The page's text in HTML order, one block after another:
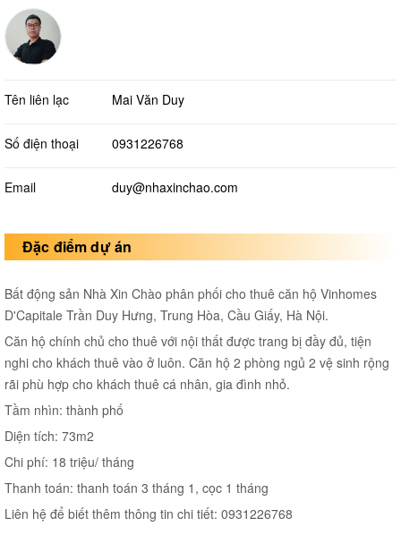
Tên liên lạc Mai Văn Duy
Số điện thoại 0931226768
Email duy@nhaxinchao.com
Đặc điểm dự án
Bất động sản Nhà Xin Chào phân phối cho thuê căn hộ Vinhomes
D'Capitale Trần Duy Hưng, Trung Hòa, Cầu Giấy, Hà Nội.
Căn hộ chính chủ cho thuê với nội thất được trang bị đầy đủ, tiện
nghi cho khách thuê vào ở luôn. Căn hộ 2 phòng ngủ 2 vệ sinh rộng
rãi phù hợp cho khách thuê cá nhân, gia đình nhỏ.
Tầm nhìn: thành phố
Diện tích: 73m2
Chi phí: 18 triệu/ tháng
Thanh toán: thanh toán 3 tháng 1, cọc 1 tháng
Liên hệ để biết thêm thông tin chi tiết: 0931226768